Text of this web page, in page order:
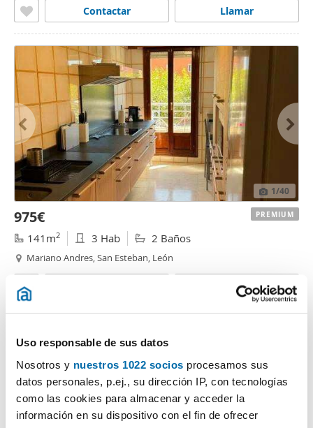
Uso responsable de sus datos
Nosotros y nuestros 1022 socios procesamos sus
datos personales, p.ej., su dirección IP, con tecnologías
como las cookies para almacenar y acceder la
información en su dispositivo con el fin de ofrecer
Llamar
Contactar
1/40
975€
141m2 3 Hab 2 Baños
Mariano Andres, San Esteban, León
Llamar
PREMIUM